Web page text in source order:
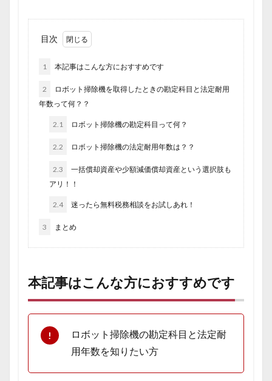
目次
1 本記事はこんな方におすすめです
2
ロボット掃除機を取得したときの勘定科目と法定耐用
年数って何？？
2.1 ロボット掃除機の勘定科目って何？
2.2 ロボット掃除機の法定耐用年数は？？
2.3
一括償却資産や少額減価償却資産という選択肢も
アリ！！
2.4 迷ったら無料税務相談をお試しあれ！
3 まとめ
本記事はこんな方におすすめです
ロボット掃除機の勘定科目と法定耐
用年数を知りたい方